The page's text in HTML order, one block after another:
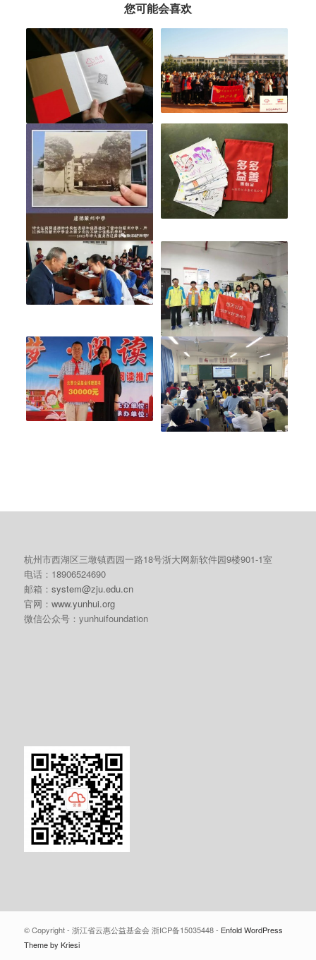
您可能会喜欢
杭州市西湖区三墩镇西园一路18号浙大网新软件园9楼901-1室
电话：18906524690
邮箱： system@zju.edu.cn
官网： www.yunhui.org
微信公众号：yunhuifoundation
© Copyright - 浙江省云惠公益基金会 浙ICP备15035448 - Enfold WordPress
Theme by Kriesi